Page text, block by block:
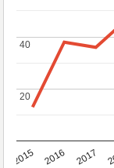
2015 2016 2017
20
20
40
40